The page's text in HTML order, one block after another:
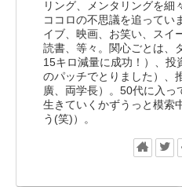
リング、メンタリングを細
ココロの不思議を追ってい
イブ、映画、お笑い、スイ
読書、等々。関心ごとは、
15キロ減量に成功！）、投
のパッチでとりました）、
廣、両学長）。50代に入っ
生きていくかずうっと模索
う(笑)）。